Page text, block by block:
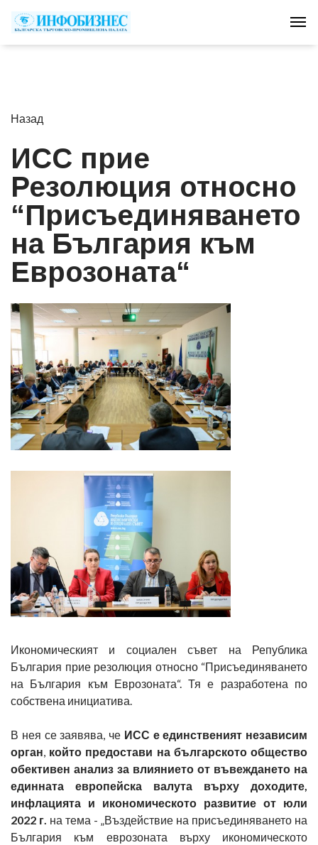
Назад
ИСС прие
Резолюция относно
“Присъединяването
на България към
Еврозоната“
Икономическият и социален съвет на Република
България прие резолюция относно “Присъединяването
на България към Еврозоната“. Тя е разработена по
собствена инициатива.
В нея се заявява, че ИСС е единственият независим
орган, който предостави на българското общество
обективен анализ за влиянието от въвеждането на
единната европейска валута върху доходите,
инфлацията и икономическото развитие от юли
2022 г. на тема - „Въздействие на присъединяването на
България към еврозоната върху икономическото